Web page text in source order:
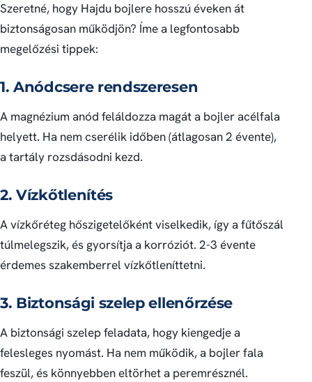
Szeretné, hogy Hajdu bojlere hosszú éveken át
biztonságosan működjön? Íme a legfontosabb
megelőzési tippek:
1. Anódcsere rendszeresen
A magnézium anód feláldozza magát a bojler acélfala
helyett. Ha nem cserélik időben (átlagosan 2 évente),
a tartály rozsdásodni kezd.
2. Vízkőtlenítés
A vízkőréteg hőszigetelőként viselkedik, így a fűtőszál
túlmelegszik, és gyorsítja a korróziót. 2-3 évente
érdemes szakemberrel vízkőtleníttetni.
3. Biztonsági szelep ellenőrzése
A biztonsági szelep feladata, hogy kiengedje a
felesleges nyomást. Ha nem működik, a bojler fala
feszül, és könnyebben eltörhet a peremrésznél.